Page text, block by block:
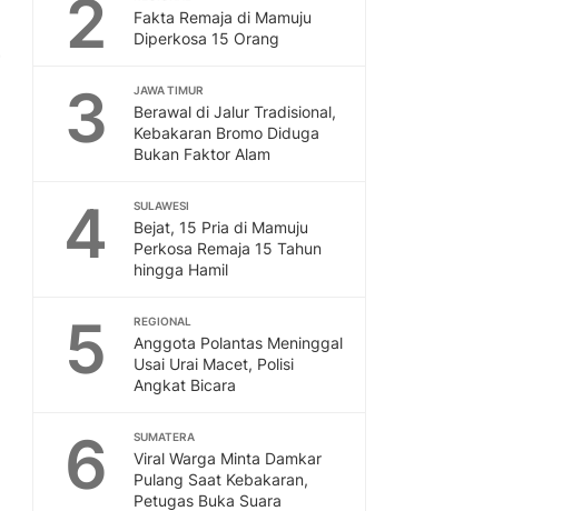
2
Fakta Remaja di Mamuju
Diperkosa 15 Orang
3 JAWA TIMUR
Berawal di Jalur Tradisional,
Kebakaran Bromo Diduga
Bukan Faktor Alam
4 SULAWESI
Bejat, 15 Pria di Mamuju
Perkosa Remaja 15 Tahun
hingga Hamil
5 REGIONAL
Anggota Polantas Meninggal
Usai Urai Macet, Polisi
Angkat Bicara
6 SUMATERA
Viral Warga Minta Damkar
Pulang Saat Kebakaran,
Petugas Buka Suara